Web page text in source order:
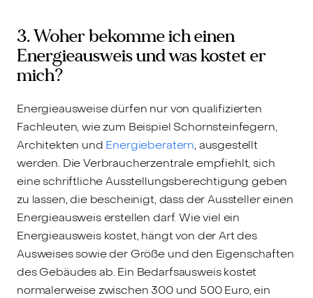
3. Woher bekomme ich einen
Energieausweis und was kostet er
mich?
Energieausweise dürfen nur von qualifizierten
Fachleuten, wie zum Beispiel Schornsteinfegern,
Architekten und Energieberatern, ausgestellt
werden. Die Verbraucherzentrale empfiehlt, sich
eine schriftliche Ausstellungsberechtigung geben
zu lassen, die bescheinigt, dass der Aussteller einen
Energieausweis erstellen darf. Wie viel ein
Energieausweis kostet, hängt von der Art des
Ausweises sowie der Größe und den Eigenschaften
des Gebäudes ab. Ein Bedarfsausweis kostet
normalerweise zwischen 300 und 500 Euro, ein